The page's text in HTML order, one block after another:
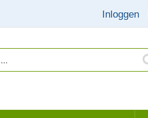
Inloggen